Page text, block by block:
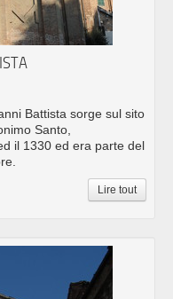
Battista sorge sul sito
Santo,
il 1330 ed era parte del
Lire tout